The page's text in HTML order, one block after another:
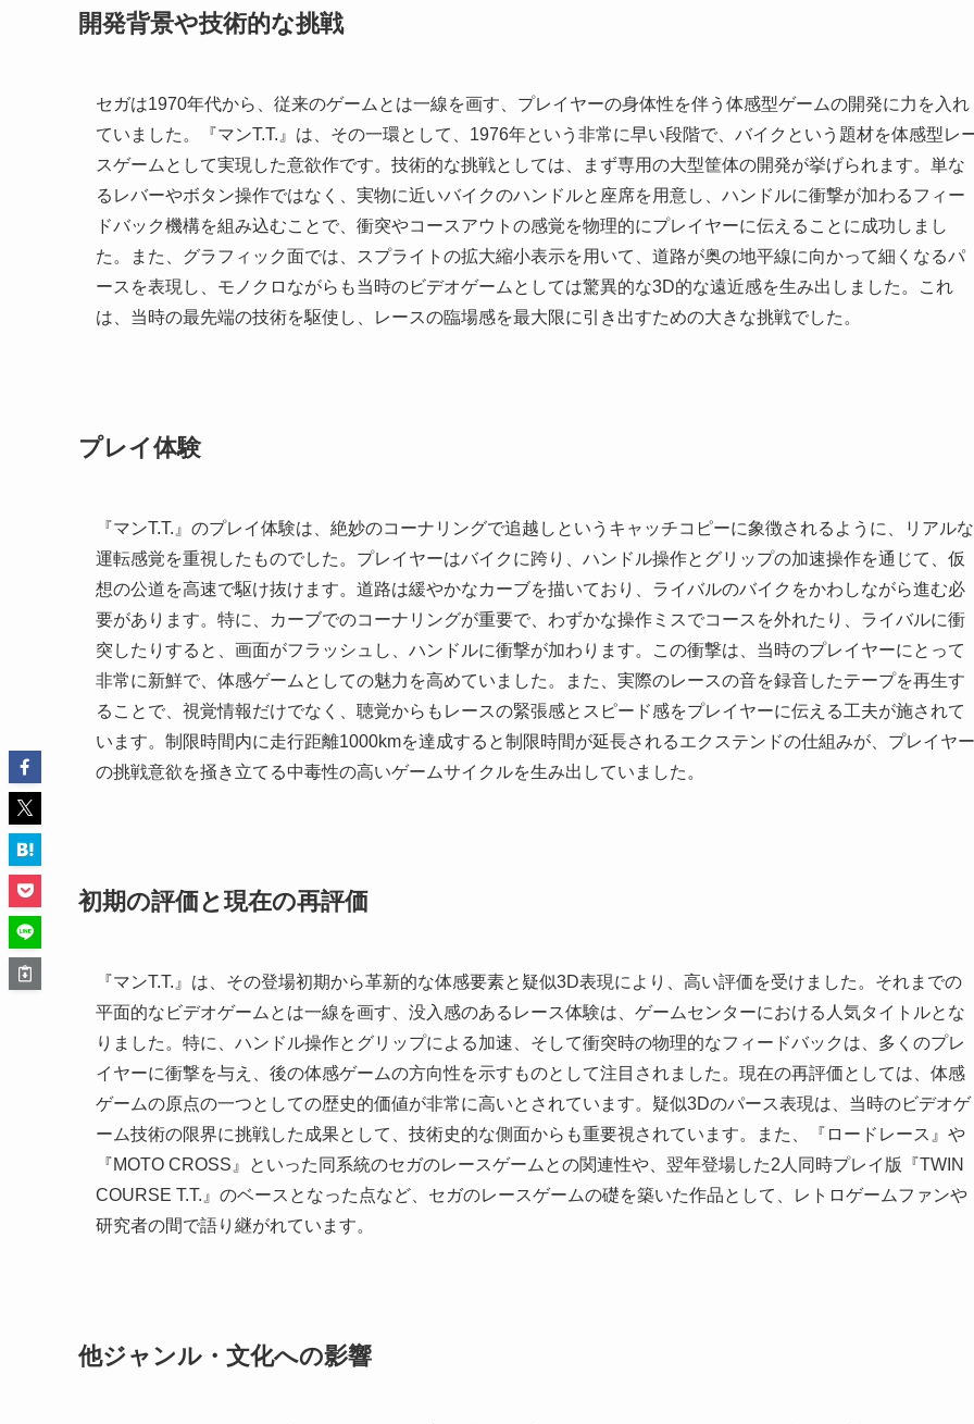
開発背景や技術的な挑戦
セガは1970年代から、従来のゲームとは一線を画す、プレイヤーの身体性を伴う体感型ゲームの開発に力を入れ
ていました。『マンT.T.』は、その一環として、1976年という非常に早い段階で、バイクという題材を体感型レ
スゲームとして実現した意欲作です。技術的な挑戦としては、まず専用の大型筐体の開発が挙げられます。単な
るレバーやボタン操作ではなく、実物に近いバイクのハンドルと座席を用意し、ハンドルに衝撃が加わるフィー
ドバック機構を組み込むことで、衝突やコースアウトの感覚を物理的にプレイヤーに伝えることに成功しまし
た。また、グラフィック面では、スプライトの拡大縮小表示を用いて、道路が奥の地平線に向かって細くなるパ
ースを表現し、モノクロながらも当時のビデオゲームとしては驚異的な3D的な遠近感を生み出しました。これ
は、当時の最先端の技術を駆使し、レースの臨場感を最大限に引き出すための大きな挑戦でした。
プレイ体験
『マンT.T.』のプレイ体験は、絶妙のコーナリングで追越しというキャッチコピーに象徴されるように、リアルな
運転感覚を重視したものでした。プレイヤーはバイクに跨り、ハンドル操作とグリップの加速操作を通じて、仮
想の公道を高速で駆け抜けます。道路は緩やかなカーブを描いており、ライバルのバイクをかわしながら進む必
要があります。特に、カーブでのコーナリングが重要で、わずかな操作ミスでコースを外れたり、ライバルに衝
突したりすると、画面がフラッシュし、ハンドルに衝撃が加わります。この衝撃は、当時のプレイヤーにとって
非常に新鮮で、体感ゲームとしての魅力を高めていました。また、実際のレースの音を録音したテープを再生す
ることで、視覚情報だけでなく、聴覚からもレースの緊張感とスピード感をプレイヤーに伝える工夫が施されて
います。制限時間内に走行距離1000kmを達成すると制限時間が延長されるエクステンドの仕組みが、プレイヤー
の挑戦意欲を掻き立てる中毒性の高いゲームサイクルを生み出していました。
初期の評価と現在の再評価
『マンT.T.』は、その登場初期から革新的な体感要素と疑似3D表現により、高い評価を受けました。それまでの
平面的なビデオゲームとは一線を画す、没入感のあるレース体験は、ゲームセンターにおける人気タイトルとな
りました。特に、ハンドル操作とグリップによる加速、そして衝突時の物理的なフィードバックは、多くのプレ
イヤーに衝撃を与え、後の体感ゲームの方向性を示すものとして注目されました。現在の再評価としては、体感
ゲームの原点の一つとしての歴史的価値が非常に高いとされています。疑似3Dのパース表現は、当時のビデオゲ
ーム技術の限界に挑戦した成果として、技術史的な側面からも重要視されています。また、『ロードレース』や
『MOTO CROSS』といった同系統のセガのレースゲームとの関連性や、翌年登場した2人同時プレイ版『TWIN
COURSE T.T.』のベースとなった点など、セガのレースゲームの礎を築いた作品として、レトロゲームファンや
研究者の間で語り継がれています。
他ジャンル・文化への影響